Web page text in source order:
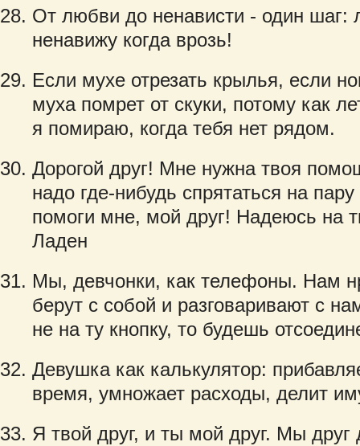
От любви до ненависти - один
ненавижу когда врозь!
Если мухе отрезать крылья, если
муха помрет от скуки, потому как
я помираю, когда тебя нет рядом.
Дорогой друг! Мне нужна твоя
надо где-нибудь спрятаться на
помоги мне, мой друг! Надеюсь на
Ладен
Мы, девчонки, как телефоны. Нам
берут с собой и разговаривают с
не на ту кнопку, то будешь
Девушка как калькулятор:
время, умножает расходы, делит
Я твой друг, и ты мой друг. Мы